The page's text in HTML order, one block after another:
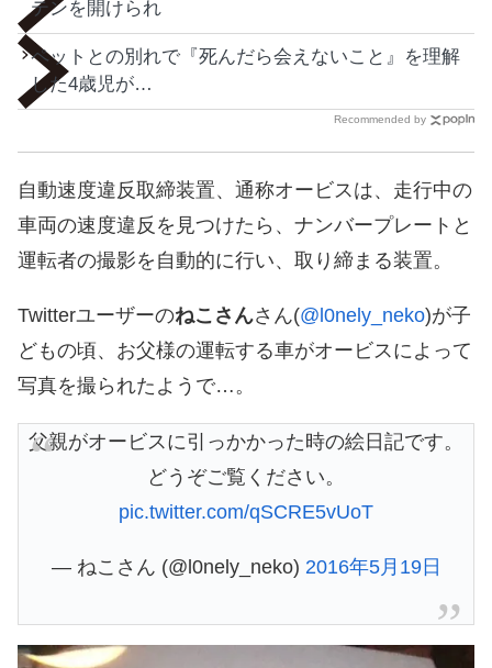
テンを開けられ
ペットとの別れで『死んだら会えないこと』を理解
した4歳児が…
Recommended by
自動速度違反取締装置、通称オービスは、走行中の
車両の速度違反を見つけたら、ナンバープレートと
運転者の撮影を自動的に行い、取り締まる装置。
Twitterユーザーのねこさんさん(@l0nely_neko)が子
どもの頃、お父様の運転する車がオービスによって
写真を撮られたようで…。
父親がオービスに引っかかった時の絵日記です。
どうぞご覧ください。
pic.twitter.com/qSCRE5vUoT
— ねこさん (@l0nely_neko) 2016年5月19日